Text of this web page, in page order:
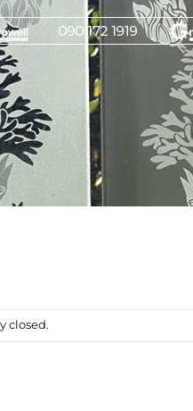
closed.